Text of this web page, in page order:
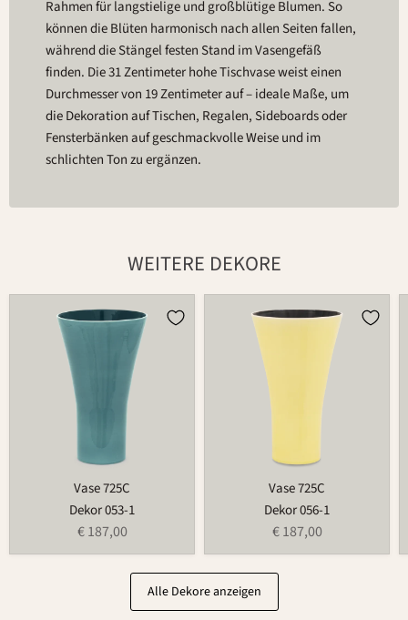
Rahmen für langstielige und großblütige Blumen. So
können die Blüten harmonisch nach allen Seiten fallen,
während die Stängel festen Stand im Vasengefäß
finden. Die 31 Zentimeter hohe Tischvase weist einen
Durchmesser von 19 Zentimeter auf – ideale Maße, um
die Dekoration auf Tischen, Regalen, Sideboards oder
Fensterbänken auf geschmackvolle Weise und im
schlichten Ton zu ergänzen.
WEITERE DEKORE
Vase 725C
Dekor 053-1
€ 187,00
Vase 725C
Dekor 056-1
€ 187,00
Alle Dekore anzeigen